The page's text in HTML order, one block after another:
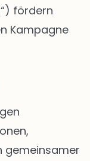
fördern
Kampagne
gemeinsamer